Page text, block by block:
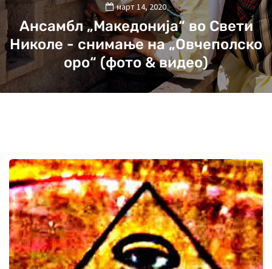
март 14, 2020
Ансамбл „Македонија“ во Свети
Николе - снимање на „Овчеполско
оро“ (фото & видео)